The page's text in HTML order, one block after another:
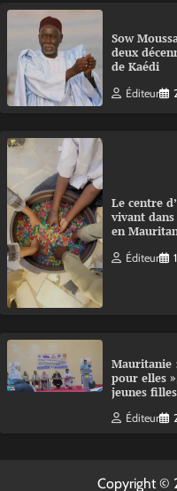
Sow
deux
de Kaédi
Éditeur
Le centre
vivant
en
Éditeur
Mauritanie
pour elles
jeunes filles
Éditeur
Copyright ©